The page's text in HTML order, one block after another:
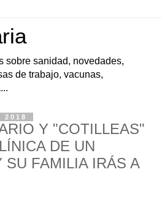
sobre sanidad, novedades,
de trabajo, vacunas,
Y "COTILLEAS"
DE UN
SU FAMILIA IRÁS A